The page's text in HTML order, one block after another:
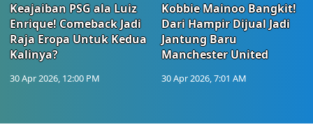
Keajaiban PSG ala Luiz
Enrique! Comeback Jadi
Raja Eropa Untuk Kedua
Kalinya?
30 Apr 2026, 12:00 PM
Kobbie Mainoo Bangkit!
Dari Hampir Dijual Jadi
Jantung Baru
Manchester United
30 Apr 2026, 7:01 AM